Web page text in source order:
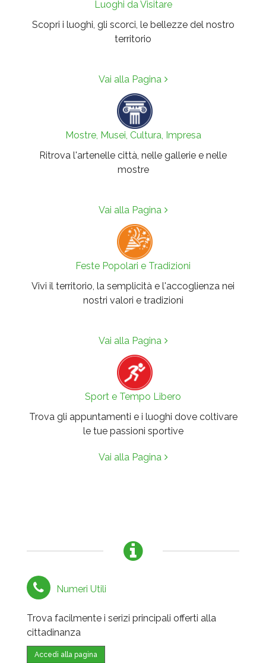
Luoghi da Visitare
Scopri i luoghi, gli scorci, le bellezze del nostro
territorio
Vai alla Pagina
Mostre, Musei, Cultura, Impresa
Ritrova l'artenelle città, nelle gallerie e nelle
mostre
Vai alla Pagina
Feste Popolari e Tradizioni
Vivi il territorio, la semplicità e l'accoglienza nei
nostri valori e tradizioni
Vai alla Pagina
Sport e Tempo Libero
Trova gli appuntamenti e i luoghi dove coltivare
le tue passioni sportive
Vai alla Pagina
Numeri Utili
Trova facilmente i serizi principali offerti alla
cittadinanza
Accedi alla pagina